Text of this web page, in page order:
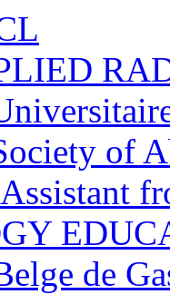
of
de